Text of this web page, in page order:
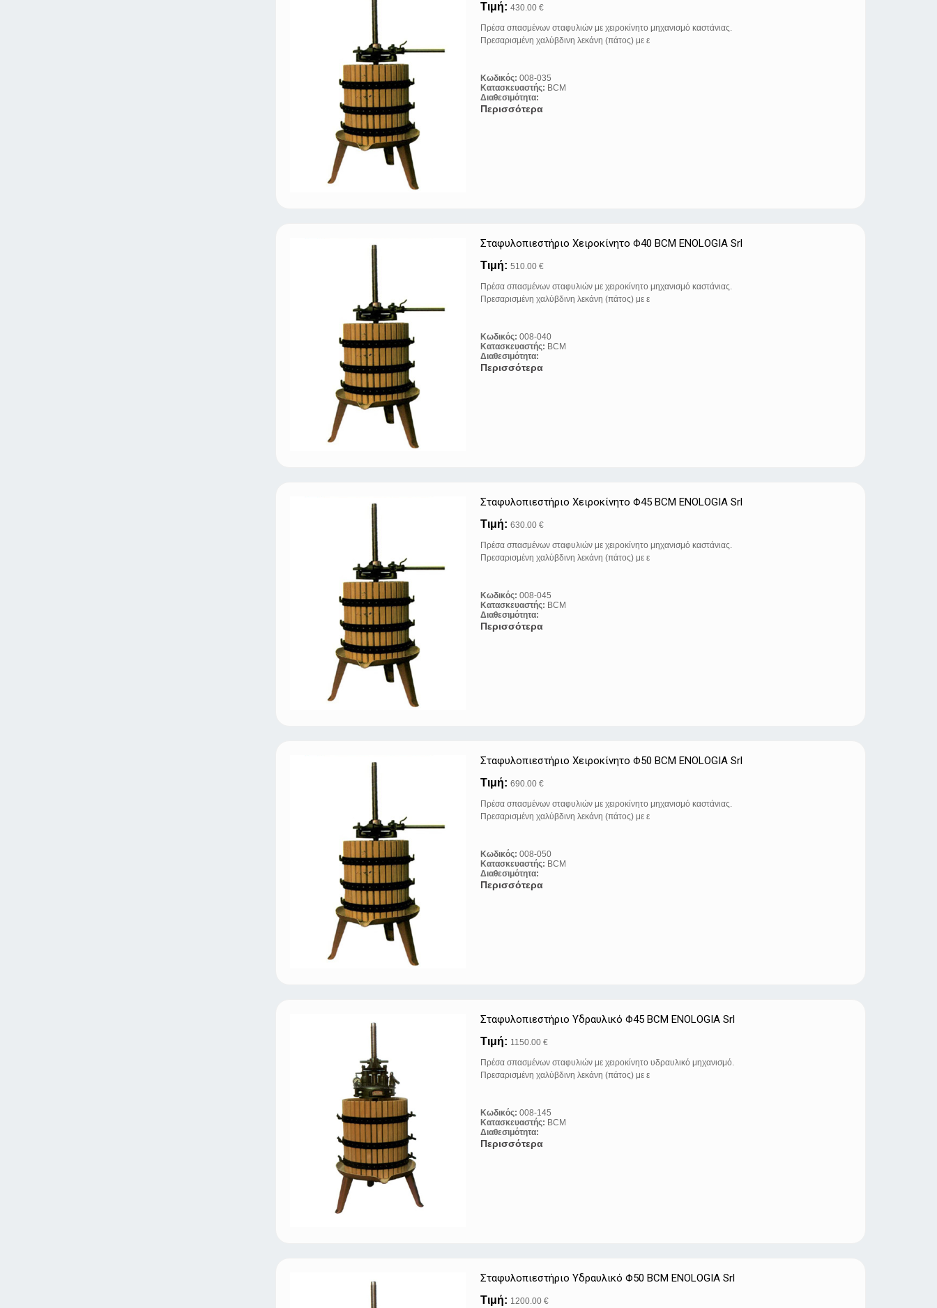
Τιμή:430.00 €
Πρέσα σπασμένων σταφυλιών με χειροκίνητο μηχανισμό καστάνιας.
Πρεσαρισμένη χαλύβδινη λεκάνη (πάτος) με ε
Κωδικός:008-035
Κατασκευαστής: BCM
Διαθεσιμότητα:
Περισσότερα
Σταφυλοπιεστήριo Xειροκίνητo Φ40 BCM ENOLOGIA Srl
Τιμή:510.00 €
Πρέσα σπασμένων σταφυλιών με χειροκίνητο μηχανισμό καστάνιας.
Πρεσαρισμένη χαλύβδινη λεκάνη (πάτος) με ε
Κωδικός:008-040
Κατασκευαστής: BCM
Διαθεσιμότητα:
Περισσότερα
Σταφυλοπιεστήριo Xειροκίνητo Φ45 BCM ENOLOGIA Srl
Τιμή:630.00 €
Πρέσα σπασμένων σταφυλιών με χειροκίνητο μηχανισμό καστάνιας.
Πρεσαρισμένη χαλύβδινη λεκάνη (πάτος) με ε
Κωδικός:008-045
Κατασκευαστής: BCM
Διαθεσιμότητα:
Περισσότερα
Σταφυλοπιεστήριo Xειροκίνητo Φ50 BCM ENOLOGIA Srl
Τιμή:690.00 €
Πρέσα σπασμένων σταφυλιών με χειροκίνητο μηχανισμό καστάνιας.
Πρεσαρισμένη χαλύβδινη λεκάνη (πάτος) με ε
Κωδικός:008-050
Κατασκευαστής: BCM
Διαθεσιμότητα:
Περισσότερα
Σταφυλοπιεστήριο Υδραυλικό Φ45 BCM ENOLOGIA Srl
Τιμή: 1150.00 €
Πρέσα σπασμένων σταφυλιών με χειροκίνητο υδραυλικό μηχανισμό.
Πρεσαρισμένη χαλύβδινη λεκάνη (πάτος) με ε
Κωδικός:008-145
Κατασκευαστής: BCM
Διαθεσιμότητα:
Περισσότερα
Σταφυλοπιεστήριο Υδραυλικό Φ50 BCM ENOLOGIA Srl
Τιμή: 1200.00 €